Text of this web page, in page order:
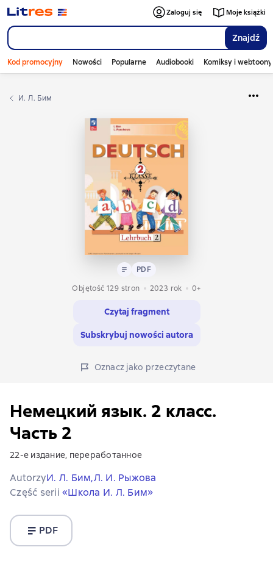
Znajdź
Zaloguj się Moje książki
Kod promocyjny Nowości Popularne Audiobooki Komiksy i webtoony
И. Л. Бим
Tekst PDF
PDF
Objętość 129 stron
2023 rok 0+
Czytaj fragment
Subskrybuj nowości autora
Oznacz jako przeczytane
Немецкий язык. 2 класс.
Часть 2
22-е издание, переработанное
AutorzyИ. Л. Бим,Л. И. Рыжова
Część serii «Школа И. Л. Бим»
PDF